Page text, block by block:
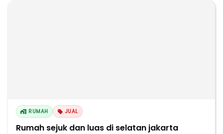
RUMAH JUAL
Rumah sejuk dan luas di selatan jakarta